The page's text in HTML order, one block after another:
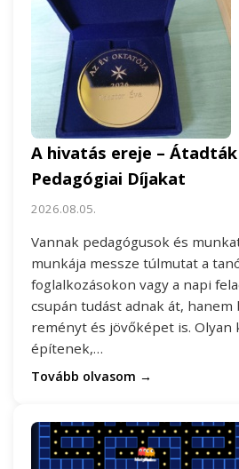
A hivatás ereje –
Pedagógiai Díjakat
2026.08.05.
Vannak pedagógusok és
munkája messze túlmutat a
foglalkozásokon vagy a napi
csupán tudást adnak át, hanem
reményt és jövőképet is. Olyan
építenek,…
Tovább olvasom →